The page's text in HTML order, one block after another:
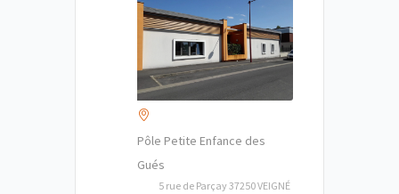
Pôle Petite Enfance des
Gués
5 rue de Parçay 37250 VEIGNÉ